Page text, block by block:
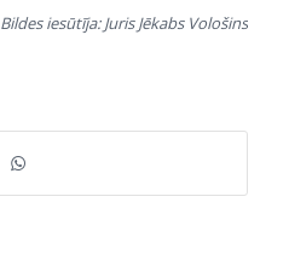
Bildes iesūtīja: Juris Jēkabs Vološins